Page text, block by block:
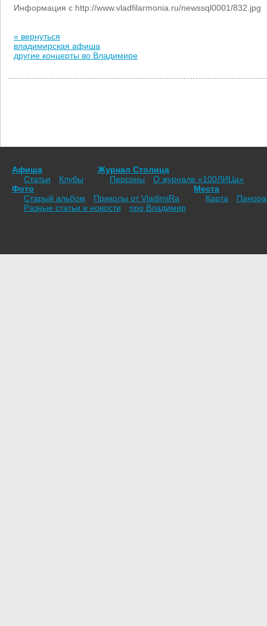
Информация с http://www.vladfilarmonia.ru/newssql0001/832.jpg
« вернуться
владимирская афиша
другие концерты во Владимире
Афиша
Статьи
Клубы
Журнал Столица
Персоны
О журнале «100ЛИЦа»
Фото
Старый альбом
Приколы от VladimiRа
Места
Карта
Разные статьи и новости
про Владимир